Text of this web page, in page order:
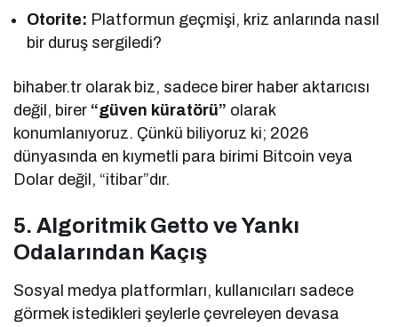
Otorite: Platformun geçmişi, kriz anlarında nasıl
bir duruş sergiledi?
bihaber.tr olarak biz, sadece birer haber aktarıcısı
değil, birer “güven küratörü” olarak
konumlanıyoruz. Çünkü biliyoruz ki; 2026
dünyasında en kıymetli para birimi Bitcoin veya
Dolar değil, “itibar”dır.
5. Algoritmik Getto ve Yankı
Odalarından Kaçış
Sosyal medya platformları, kullanıcıları sadece
görmek istedikleri şeylerle çevreleyen devasa